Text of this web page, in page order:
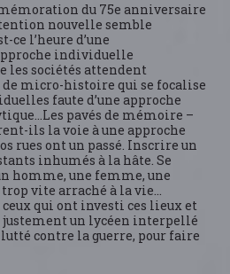
du 75e anniversaire
nouvelle semble
ce l’heure d’une
individuelle
les sociétés attendent
de micro-histoire qui se focalise
faute d’une approche
pavés de mémoire –
ils la voie à une approche
rues ont un passé. Inscrire un
inhumés à la hâte. Se
homme, une femme, une
vite arraché à la vie…
qui ont investi ces lieux et
un lycéen interpellé
lutté contre la guerre, pour faire